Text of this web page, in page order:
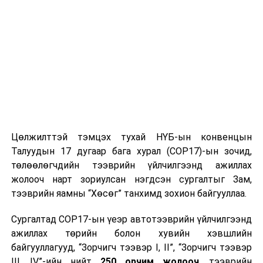
Цахилгаан эрчим хүчээр түр хязгаарлагдах
хэрэглэгчдийг байршлаар нь баримжаалан жагсааж
байгааг анхаарна уу. Цаг агаарын болон болзошгүй
аваар саатлаас шалтгаалан хуваарьт өөрчлөлт орох
ТӨХК-тай байгуулсан гэрээнд бүртгэлтэй утсаар
холбогдож ААН, үйлдвэр, компаниудад мэдээлэх
болно.
Цөлжилттэй тэмцэх тухай НҮБ-ын конвенцын
Талуудын 17 дугаар бага хурал (COP17)-ын зочид,
төлөөлөгчдийн тээврийн үйлчилгээнд ажиллах
жолооч нарт зориулсан нэгдсэн сургалтыг Зам,
тээврийн яамны “Хөсөг” танхимд зохион байгууллаа.
Сургалтад COP17-ын үеэр автотээврийн үйлчилгээнд
ажиллах төрийн болон хувийн хэвшлийн
байгууллагууд, “Зорчигч тээвэр I, II”, “Зорчигч тээвэр